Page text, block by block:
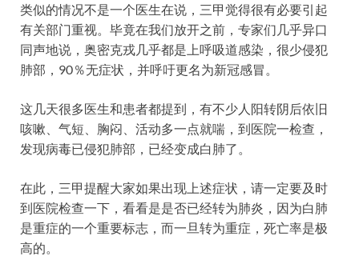
类似的情况不是一个医生在说，三甲觉得很有必要引起
有关部门重视。毕竟在我们放开之前，专家们几乎异口
同声地说，奥密克戎几乎都是上呼吸道感染，很少侵犯
肺部，90％无症状，并呼吁更名为新冠感冒。
这几天很多医生和患者都提到，有不少人阳转阴后依旧
咳嗽、气短、胸闷、活动多一点就喘，到医院一检查，
发现病毒已侵犯肺部，已经变成白肺了。
在此，三甲提醒大家如果出现上述症状，请一定要及时
到医院检查一下，看看是是否已经转为肺炎，因为白肺
是重症的一个重要标志，而一旦转为重症，死亡率是极
高的。